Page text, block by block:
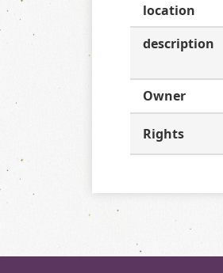
location
description
Owner
Rights